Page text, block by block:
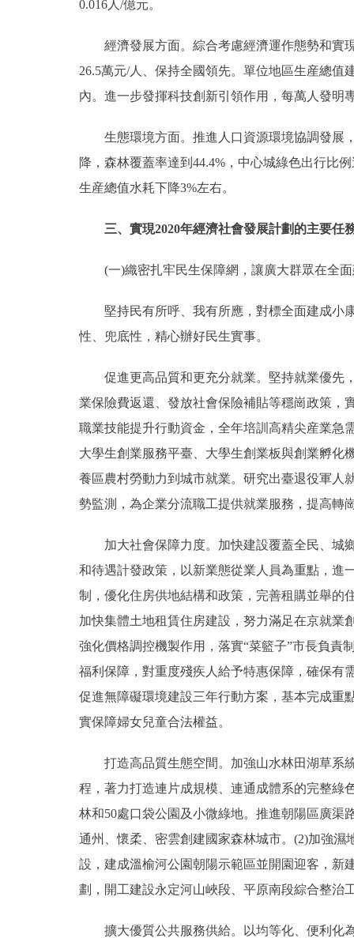
0.016人/億元。
經濟發展方面。綜合考慮經濟運作態勢和實現
26.5萬元/人、保持全國領先。單位地區生産總值
內。進一步發揮科技創新引領作用，每萬人發明
生態環境方面。推進人口資源環境協調發展，
降，森林覆蓋率達到44.4%，中心城綠色出行比
生産總值水耗下降3%左右。
三、實現2020年經濟社會發展計劃的主要任
(一)織密扎牢民生保障網，讓廣大群眾在全面
堅持民有所呼、我有所應，對標全面建成小康
性、兜底性，精心辦好民生實事。
促進更高品質和更充分就業。堅持就業優先，
業保險費返還、發放社會保險補貼等穩崗政策，
職業技能提升行動資金，全年培訓高精尖産業急
大學生創業服務平臺、大學生創業板與創業孵化
養區農村勞動力到城市就業。研究出臺退役軍人
勢監測，為企業分流職工提供就業服務，提高轉
加大社會保障力度。加快建設覆蓋全民、城鄉
和待遇計發政策，以新業態從業人員為重點，進
制，優化住房供地結構和政策，完善租購並舉的
加快集體土地租賃住房建設，努力滿足在京就業
強化價格調控機製作用，落實“菜籃子”市長負責
福利保障，對重度殘疾人給予特惠保障，確保有
促進無障礙環境建設三年行動方案，基本完成重
實保障婦女兒童合法權益。
打造高品質生態空間。加強山水林田湖草系統
程，著力打造連片成規模、連通成體系的完整綠
林和50處口袋公園及小微綠地。推進朝陽區廣渠
通州、懷柔、密雲創建國家森林城市。(2)加強
設，建成溫榆河公園朝陽示範區並開園迎客，新
劃，開工建設永定河山峽段、平原南段綜合整治
擴大優質公共服務供給。以均等化、便利化為